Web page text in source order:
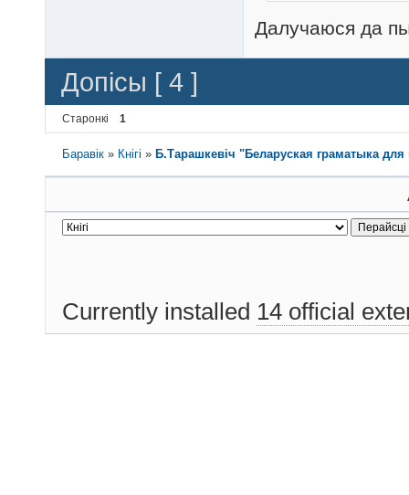
Далучаюся да
Допісы [ 4 ]
Старонкі 1
Баравік » Кнігі » Б.Тарашкевіч "Беларуская граматыка
Currently installed 14 official